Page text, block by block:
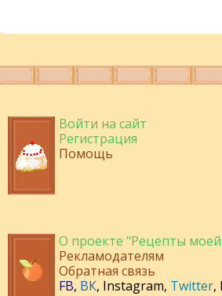
Войти на сайт
Регистрация
Помощь
О проекте "Рецепты
Рекламодателям
Обратная связь
FB, ВК, Instagram, Twitter,